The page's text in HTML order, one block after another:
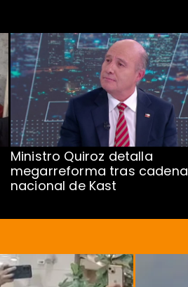
Ministro Quiroz detalla
megarreforma tras cadena
nacional de Kast